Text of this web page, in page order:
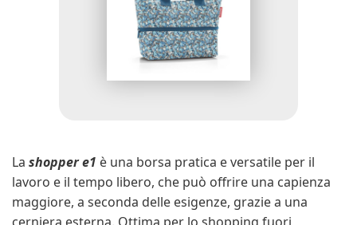
La shopper e1 è una borsa pratica e versatile per il
lavoro e il tempo libero, che può offrire una capienza
maggiore, a seconda delle esigenze, grazie a una